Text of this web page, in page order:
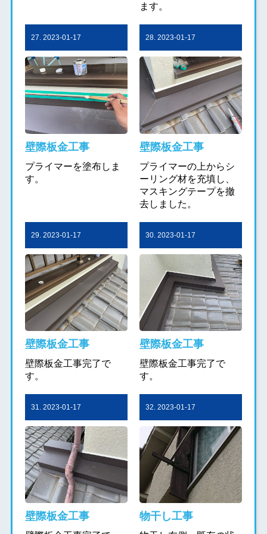
ます。
27. 2023-01-17
壁際板金工事
プライマーを塗布しま
す。
28. 2023-01-17
壁際板金工事
プライマーの上からシ
ーリング材を充填し、
マスキングテープを撤
去しました。
29. 2023-01-17
壁際板金工事
壁際板金工事完了で
す。
30. 2023-01-17
壁際板金工事
壁際板金工事完了で
す。
31. 2023-01-17
壁際板金工事
32. 2023-01-17
物干し工事